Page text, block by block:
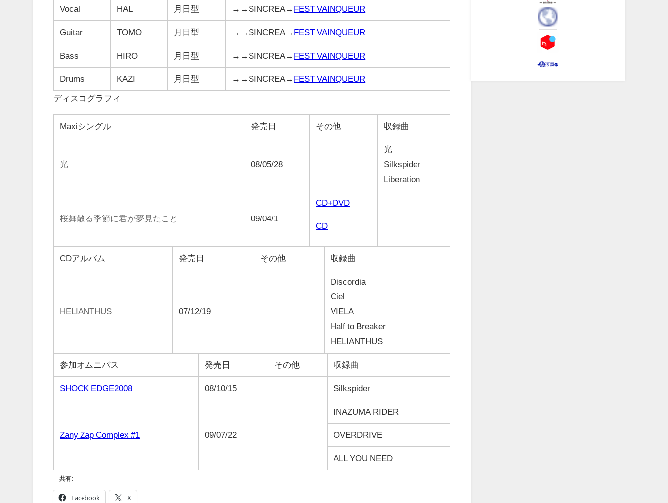
Vocal HAL 月日型 →→SINCREA→ FEST VAINQUEUR
Guitar TOMO 月日型 →→SINCREA→ FEST VAINQUEUR
Bass HIRO 月日型 →→SINCREA→ FEST VAINQUEUR
Drums KAZI 月日型 →→SINCREA→ FEST VAINQUEUR
ディスコグラフィ
Maxiシングル 発売日 その他 収録曲
光 08/05/28
光
Silkspider
Liberation
桜舞散る季節に君が夢見たこと 09/04/1
CD+DVD
CD
CDアルバム 発売日 その他 収録曲
HELIANTHUS 07/12/19
Discordia
Ciel
VIELA
Half to Breaker
HELIANTHUS
参加オムニバス 発売日 その他 収録曲
SHOCK EDGE2008 08/10/15 Silkspider
Zany Zap Complex #1 09/07/22
INAZUMA RIDER
OVERDRIVE
ALL YOU NEED
共有:
Facebook X